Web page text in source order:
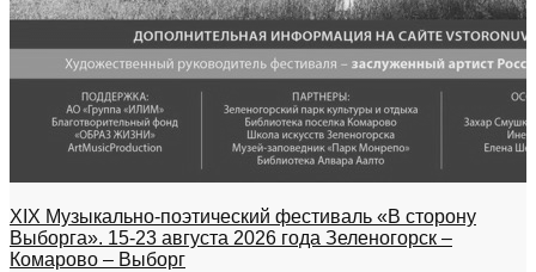
XIX Музыкально-поэтический фестиваль «В сторону
Выборга». 15-23 августа 2026 года Зеленогорск –
Комарово – Выборг